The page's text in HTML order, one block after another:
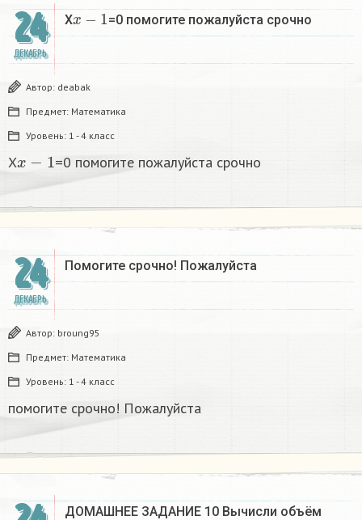
24
ДЕКАБРЬ
X
x−1
=0 помогите пожалуйста срочно
Автор: deabak
Предмет: Математика
Уровень: 1 - 4 класс
X =0 помогите пожалуйста срочно
24
ДЕКАБРЬ
Помогите срочно! Пожалуйста
Автор: broung95
Предмет: Математика
Уровень: 1 - 4 класс
помогите срочно! Пожалуйста
ДОМАШНЕЕ ЗАДАНИЕ 10 Вычисли объём